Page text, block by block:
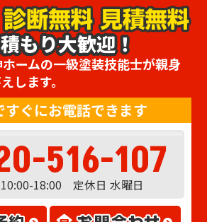
もり大歓迎！
ームの一級塗装技能士が親身
します。
すぐにお電話できます
516-107
18:00 定休日 水曜日